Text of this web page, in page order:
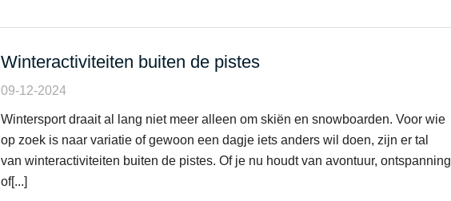
Winteractiviteiten buiten de pistes
09-12-2024
Wintersport draait al lang niet meer alleen om skiën en snowboarden. Voor wie
op zoek is naar variatie of gewoon een dagje iets anders wil doen, zijn er tal
van winteractiviteiten buiten de pistes. Of je nu houdt van avontuur, ontspanning
of[...]